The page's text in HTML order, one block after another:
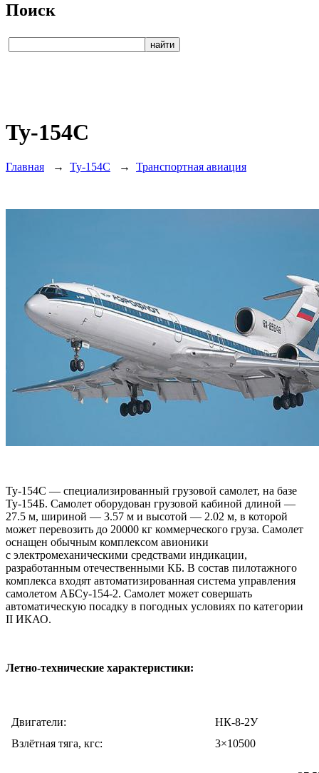
Поиск
Ту-154С
Главная → Ту-154С → Транспортная авиация
Ту-154С — специализированный грузовой самолет, на базе
Ту-154Б. Самолет оборудован грузовой кабиной длиной —
27.5 м, шириной — 3.57 м и высотой — 2.02 м, в которой
может перевозить до 20000 кг коммерческого груза. Самолет
оснащен обычным комплексом авионики
с электромеханическими средствами индикации,
разработанным отечественными КБ. В состав пилотажного
комплекса входят автоматизированная система управления
самолетом АБСу-154-2. Самолет может совершать
автоматическую посадку в погодных условиях по категории
II ИКАО.
Летно-технические характеристики:
Двигатели:
НК-8-2У
Взлётная тяга, кгс:
3×10500